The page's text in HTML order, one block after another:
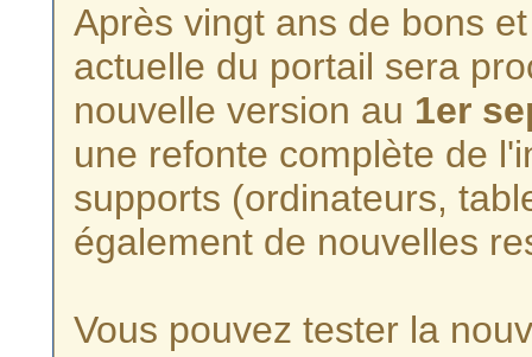
Après vingt ans de bons
actuelle du portail sera
nouvelle version au 1er
une refonte complète de
supports (ordinateurs,
également de nouvelles
Vous pouvez tester la